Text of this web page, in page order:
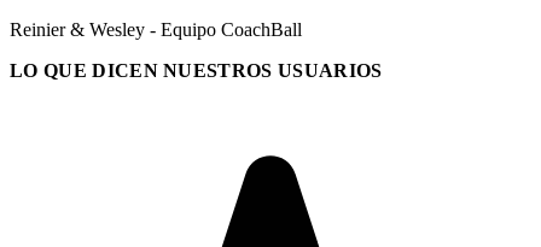
Reinier & Wesley - Equipo CoachBall
LO QUE DICEN NUESTROS USUARIOS